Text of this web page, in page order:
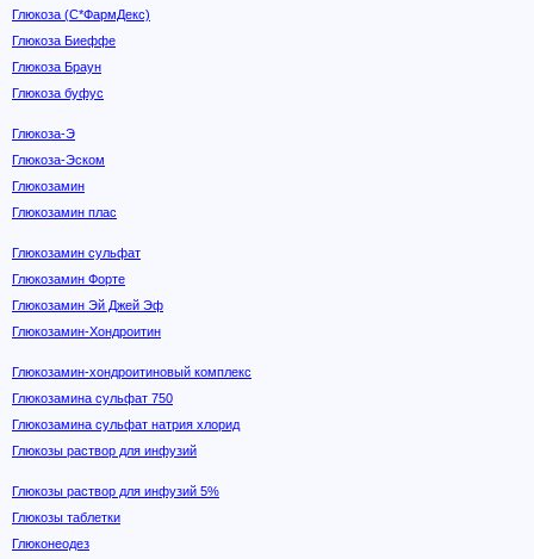
Глюкоза (С*ФармДекс)
Глюкоза Биеффе
Глюкоза Браун
Глюкоза буфус
Глюкоза-Э
Глюкоза-Эском
Глюкозамин
Глюкозамин плас
Глюкозамин сульфат
Глюкозамин Форте
Глюкозамин Эй Джей Эф
Глюкозамин-Хондроитин
Глюкозамин-хондроитиновый комплекс
Глюкозамина сульфат 750
Глюкозамина сульфат натрия хлорид
Глюкозы раствор для инфузий
Глюкозы раствор для инфузий 5%
Глюкозы таблетки
Глюконеодез